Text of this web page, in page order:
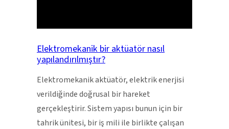
Elektromekanik bir aktüatör nasıl
yapılandırılmıştır?
Elektromekanik aktüatör, elektrik enerjisi
verildiğinde doğrusal bir hareket
gerçekleştirir. Sistem yapısı bunun için bir
tahrik ünitesi, bir iş mili ile birlikte çalışan